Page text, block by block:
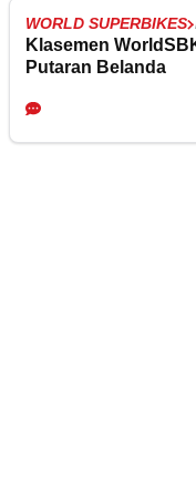
WORLD SUPERBIKES
Klasemen
Putaran Belanda